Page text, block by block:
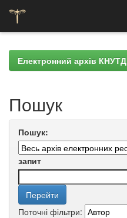
navigationЕлектронний архів КНУТД
Пошук
Пошук:
запит
Поточні фільтри: